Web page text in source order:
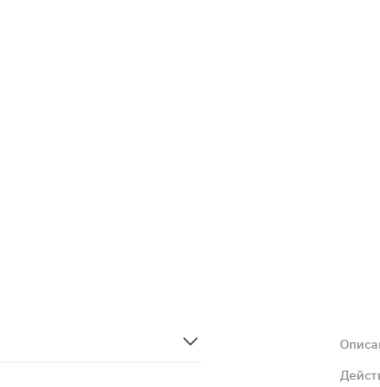
коричневого цвета, с характерным запахом;